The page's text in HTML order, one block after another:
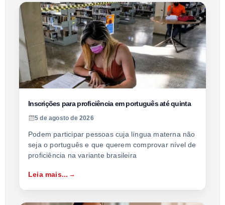
Inscrições para proficiência em português até quinta
5 de agosto de 2026
Podem participar pessoas cuja língua materna não
seja o português e que querem comprovar nível de
proficiência na variante brasileira
Leia mais...